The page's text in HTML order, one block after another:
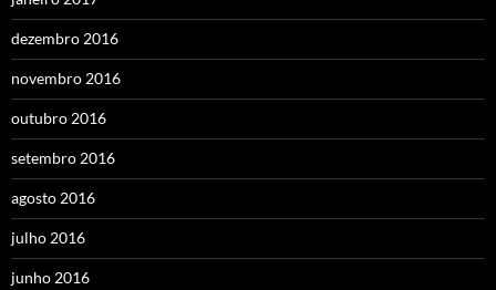
dezembro 2016
novembro 2016
outubro 2016
setembro 2016
agosto 2016
julho 2016
junho 2016